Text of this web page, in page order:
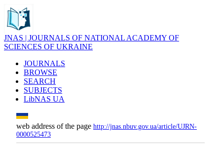
JNAS | JOURNALS OF NATIONAL ACADEMY OF
SCIENCES OF UKRAINE
JOURNALS
BROWSE
SEARCH
SUBJECTS
LibNAS UA
web address of the page http://jnas.nbuv.gov.ua/article/UJRN-
0000525473